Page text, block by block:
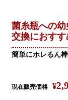
菌糸瓶への幼
交換におすす
簡単にホレるん棒
現在販売価格 ¥